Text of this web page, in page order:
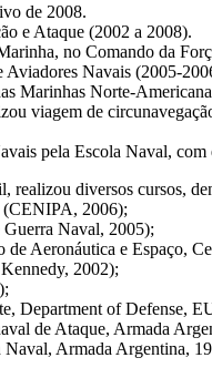
de 2008.
e Ataque (2002 a 2008).
no Comando da
Aviadores Navais (2005-
Marinhas Norte-
viagem de
pela Escola Naval, com
diversos cursos,
(CENIPA, 2006);
Naval, 2005);
Aeronáutica e Espaço,
2002);
Department of Defense,
de Ataque, Armada
Armada Argentina,